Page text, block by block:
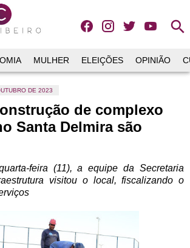
search
MULHER ELEIÇÕES OPINIÃO
DE 2023
de complexo
Santa Delmira são
feira (11), a equipe da Secretaria
visitou o local, fiscalizando o